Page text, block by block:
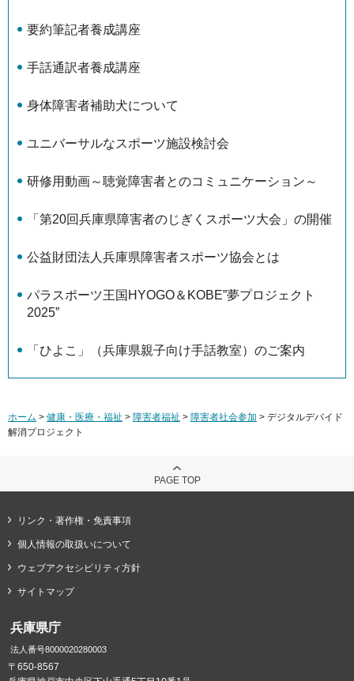
要約筆記者養成講座
手話通訳者養成講座
身体障害者補助犬について
ユニバーサルなスポーツ施設検討会
研修用動画～聴覚障害者とのコミュニケーション～
「第20回兵庫県障害者のじぎくスポーツ大会」の開催
公益財団法人兵庫県障害者スポーツ協会とは
パラスポーツ王国HYOGO＆KOBE”夢プロジェクト
2025”
「ひよこ」（兵庫県親子向け手話教室）のご案内
ホーム > 健康・医療・福祉 > 障害者福祉 > 障害者社会参加 > デジタルデバイド
解消プロジェクト
PAGE TOP
リンク・著作権・免責事項
個人情報の取扱いについて
ウェブアクセシビリティ方針
サイトマップ
兵庫県庁
法人番号8000020280003
〒650-8567